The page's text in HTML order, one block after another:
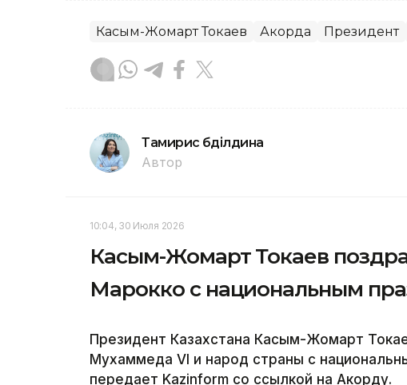
Касым-Жомарт Токаев Акорда Президент
Тамирис Әбділдина
Автор
10:04, 30 Июля 2026
Касым-Жомарт Токаев
Марокко с национальным
Президент Казахстана Касым-Жомарт
Мухаммеда VI и народ страны с
передает Kazinform со ссылкой на Акорду.